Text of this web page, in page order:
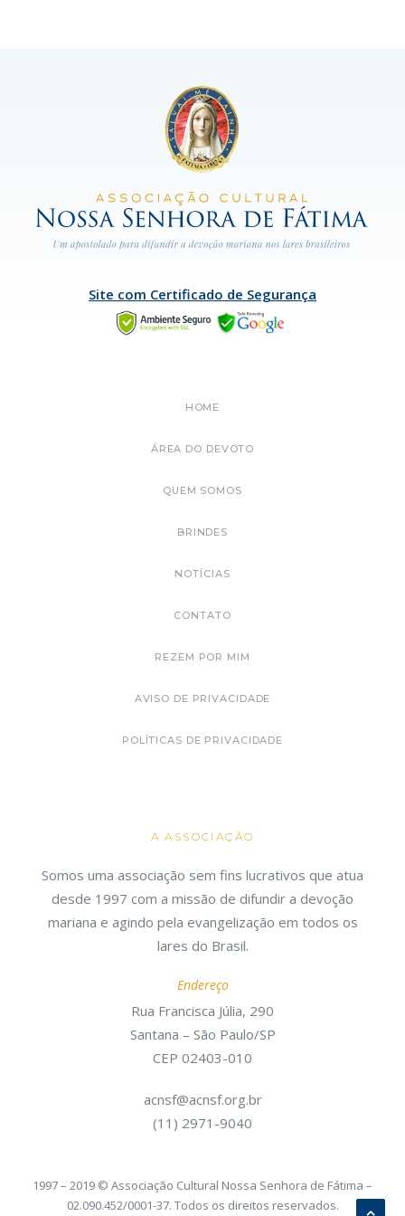
Site com Certificado de Segurança
HOME
ÁREA DO DEVOTO
QUEM SOMOS
BRINDES
NOTÍCIAS
CONTATO
REZEM POR MIM
AVISO DE PRIVACIDADE
POLÍTICAS DE PRIVACIDADE
A ASSOCIAÇÃO
Somos uma associação sem fins lucrativos que atua
desde 1997 com a missão de difundir a devoção
mariana e agindo pela evangelização em todos os
lares do Brasil.
Endereço
Rua Francisca Júlia, 290
Santana – São Paulo/SP
CEP 02403-010
acnsf@acnsf.org.br
(11) 2971-9040
1997 – 2019 © Associação Cultural Nossa Senhora de Fátima –
02.090.452/0001-37. Todos os direitos reservados.